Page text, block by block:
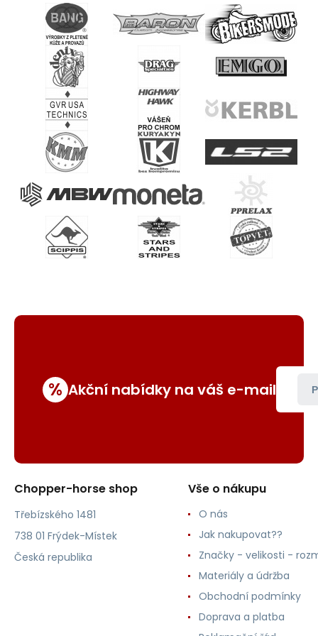
% Akční nabídky na váš e-mail
Chopper-horse shop
Třebízského 1481
738 01 Frýdek-Místek
Česká republika
Vše o nákupu
O nás
Jak nakupovat??
Značky - velikosti -
Materiály a údržba
Obchodní podmínky
Doprava a platba